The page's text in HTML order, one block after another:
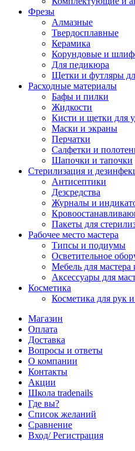
Фрезы
Алмазные
Твердосплавные
Керамика
Корундовые и
Для педикюра
Щетки и футляры
Расходные материалы
Бафы и пилки
Жидкости
Кисти и щетки для
Маски и экраны
Перчатки
Салфетки и
Шапочки и тапочки
Стерилизация и
Антисептики
Дезсредства
Журналы и
Пакеты для
Рабочее место мастера
Типсы и подиумы
Осветительное
Мебель для мастера
Аксессуары для
Косметика
Косметика для рук
Магазин
Оплата
Доставка
Вопросы и ответы
О компании
Контакты
Акции
Школа tradenails
Где вы?
Список желаний
Сравнение
Вход/ Регистрация